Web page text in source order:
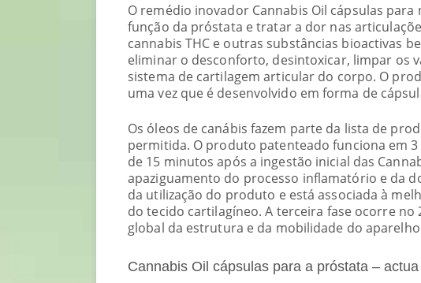
O remédio inovador Cannabis Oil cápsulas
função da próstata e tratar a dor nas
cannabis THC e outras substâncias bioactivas
eliminar o desconforto, desintoxicar, limpar os
sistema de cartilagem articular do corpo. O
uma vez que é desenvolvido em forma de
Os óleos de canábis fazem parte da lista de
permitida. O produto patenteado funciona em
de 15 minutos após a ingestão inicial das
apaziguamento do processo inflamatório e da
da utilização do produto e está associada à
do tecido cartilagíneo. A terceira fase ocorre no
global da estrutura e da mobilidade do
Cannabis Oil cápsulas para a próstata –